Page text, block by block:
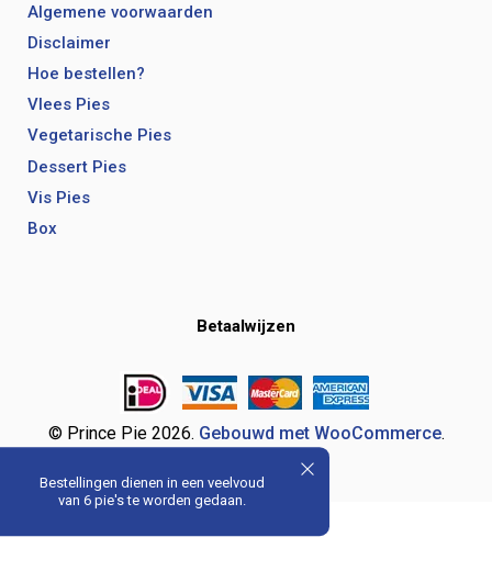
Algemene voorwaarden
Disclaimer
Hoe bestellen?
Vlees Pies
Vegetarische Pies
Dessert Pies
Vis Pies
Box
Betaalwijzen
© Prince Pie 2026. Gebouwd met WooCommerce.
Bestellingen dienen in een veelvoud
van 6 pie's te worden gedaan.